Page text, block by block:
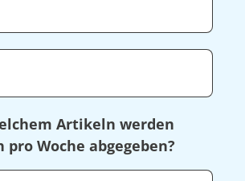
Artikeln werden
Woche abgegeben?